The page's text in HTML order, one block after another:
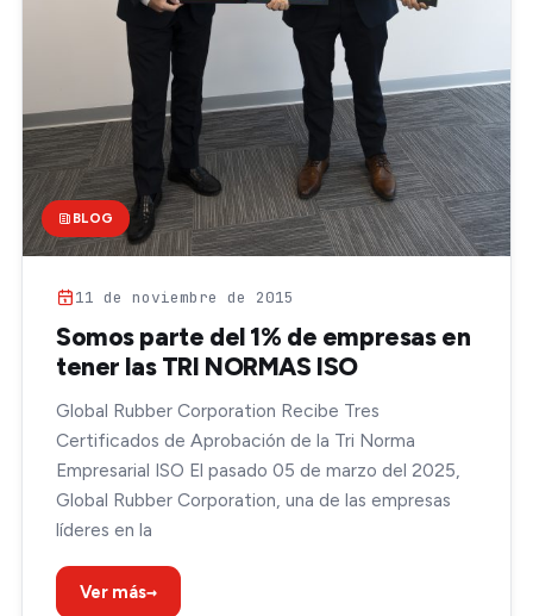
BLOG
11 de noviembre de 2015
Somos parte del 1% de empresas en
tener las TRI NORMAS ISO
Global Rubber Corporation Recibe Tres
Certificados de Aprobación de la Tri Norma
Empresarial ISO El pasado 05 de marzo del 2025,
Global Rubber Corporation, una de las empresas
líderes en la
Ver más→